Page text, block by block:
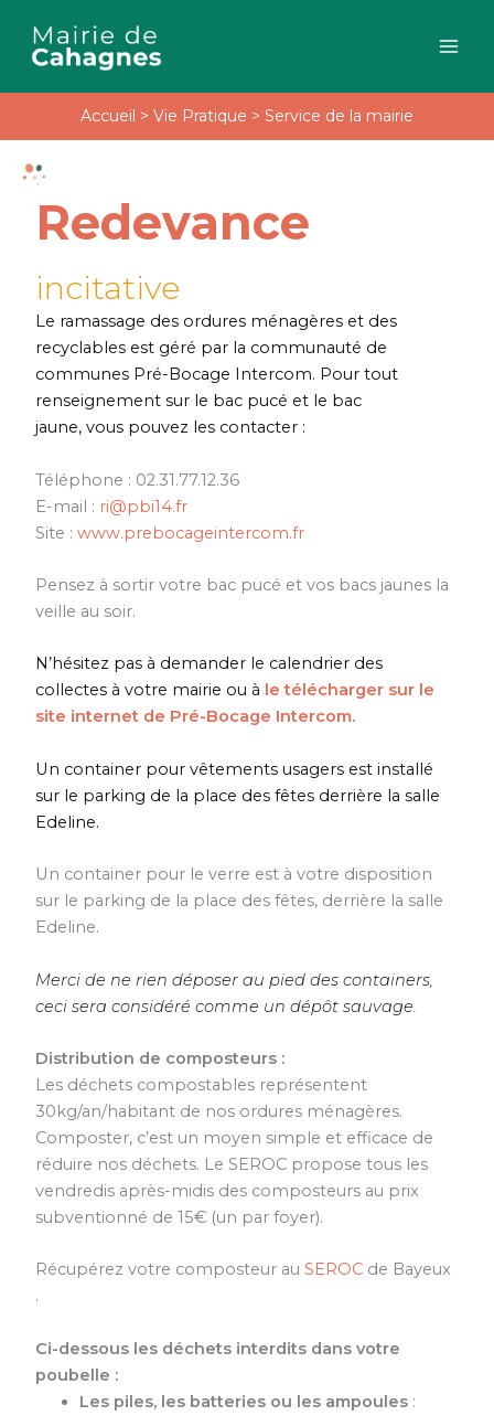
contenu
Accueil > Vie Pratique > Service de la mairie
Redevance
incitative
Le ramassage des ordures ménagères et des
recyclables est géré par la communauté de
communes Pré-Bocage Intercom. Pour tout
renseignement sur le bac pucé et le bac
jaune, vous pouvez les contacter :
Téléphone : 02.31.77.12.36
E-mail : ri@pbi14.fr
Site :www.prebocageintercom.fr
Pensez à sortir votre bac pucé et vos bacs jaunes la
veille au soir.
N’hésitez pas à demander le calendrier des
collectes à votre mairie ou à le télécharger sur le
site internet de Pré-Bocage Intercom.
Un container pour vêtements usagers est installé
sur le parking de la place des fêtes derrière la salle
Edeline.
Un container pour le verre est à votre disposition
sur le parking de la place des fêtes, derrière la salle
Edeline.
Merci de ne rien déposer au pied des containers,
ceci sera considéré comme un dépôt sauvage.
Distribution de composteurs :
Les déchets compostables représentent
30kg/an/habitant de nos ordures ménagères.
Composter, c’est un moyen simple et efficace de
réduire nos déchets. Le SEROC propose tous les
vendredis après-midis des composteurs au prix
subventionné de 15€ (un par foyer).
Récupérez votre composteur auSEROC de Bayeux
.
Ci-dessous les déchets interdits dans votre
poubelle :
Les piles, les batteries ou les ampoules :